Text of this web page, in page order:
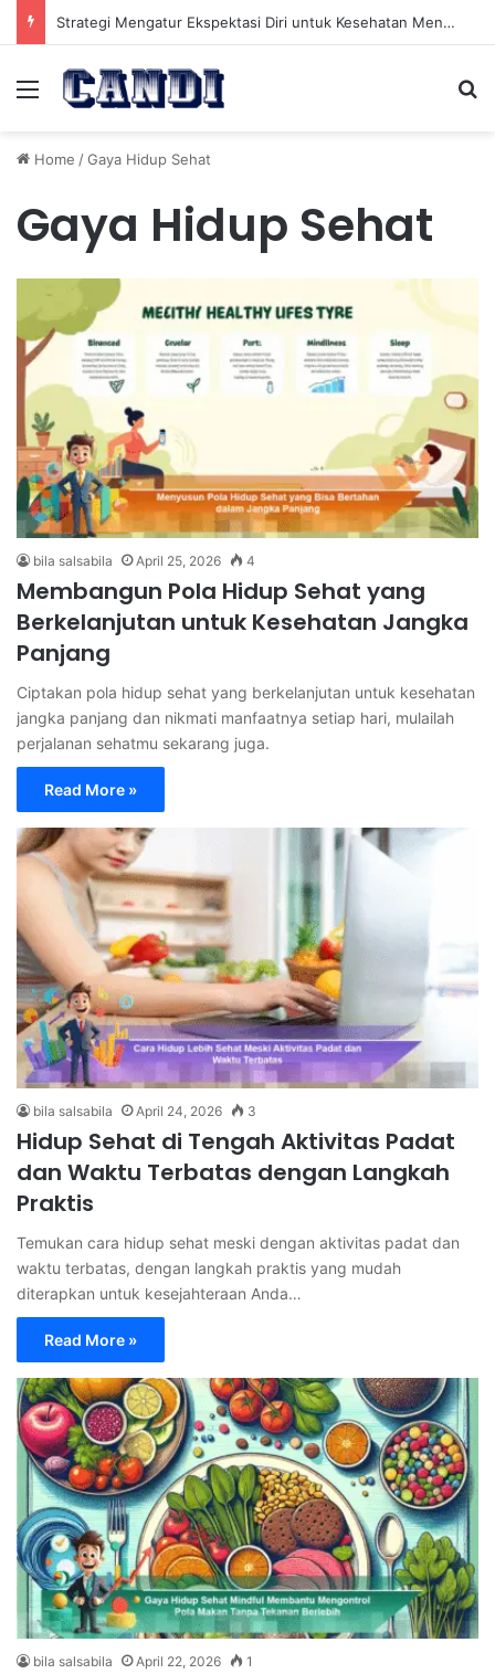
Strategi Mengatur Ekspektasi Diri untuk Kesehatan Mental yang Lebih Seimbang
Menu
Home /Gaya Hidup Sehat
Gaya Hidup Sehat
bila salsabila April 25, 2026 4
Membangun Pola Hidup Sehat yang
Berkelanjutan untuk Kesehatan Jangka
Panjang
Ciptakan pola hidup sehat yang berkelanjutan untuk kesehatan
jangka panjang dan nikmati manfaatnya setiap hari, mulailah
perjalanan sehatmu sekarang juga.
Read More »
bila salsabila April 24, 2026 3
Hidup Sehat di Tengah Aktivitas Padat
dan Waktu Terbatas dengan Langkah
Praktis
Temukan cara hidup sehat meski dengan aktivitas padat dan
waktu terbatas, dengan langkah praktis yang mudah
diterapkan untuk kesejahteraan Anda…
Read More »
bila salsabila April 22, 2026 1